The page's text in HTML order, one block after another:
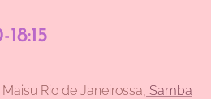
Rio de Janeirossa, Samba